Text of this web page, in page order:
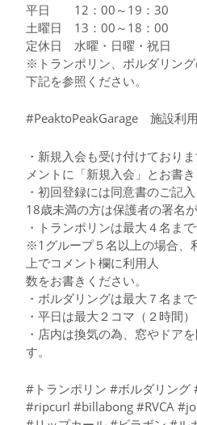
平日 12：00～19：30
土曜日 13：00～18：00
定休日 水曜・日曜・祝日
※トランポリン、ボルダリン
下記を参照ください。
#PeaktoPeakGarage 施設利
・新規入会も受け付けており
メントに「新規入会」とお書き
・初回登録には同意書のご記
18歳未満の方は保護者の署名
・トランポリンは最大４名ま
※1グループ５名以上の場合、
上でコメント欄に利用人
数をお書きください。
・ボルダリングは最大７名ま
・平日は最大２コマ（２時間
・店内は換気の為、窓やドア
す。
#トランポリン #ボルダリング
#ripcurl #billabong #RVCA